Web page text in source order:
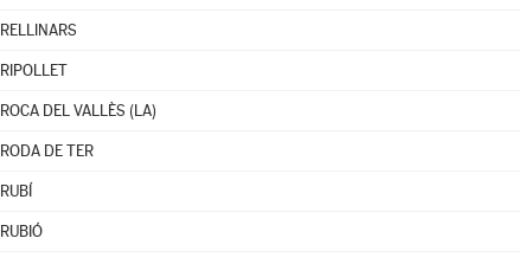
RELLINARS
RIPOLLET
ROCA DEL VALLÈS (LA)
RODA DE TER
RUBÍ
RUBIÓ